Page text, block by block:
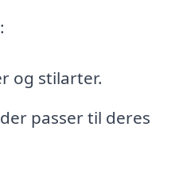
og stilarter.
passer til deres